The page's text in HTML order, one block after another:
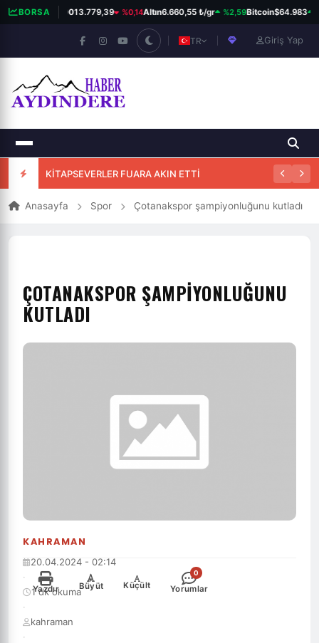
BORSABIST 10013.779,39 %0,14Altın6.660,55 ₺/gr %2,59Bitcoin$64.983
TR Giriş Yap
KİTAPSEVERLER FUARA AKIN ETTİ
Anasayfa Spor Çotanakspor şampiyonluğunu kutladı
KAHRAMAN
ÇOTANAKSPOR ŞAMPIYONLUĞUNU
KUTLADI
20.04.2024 - 02:14
·
1 dk okuma
·
kahraman
·
Yazdır
+
Büyüt
-
Küçült
0
Yorumlar